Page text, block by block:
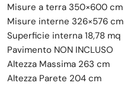
Misure a terra 350×600 cm
Misure interne 326×576 cm
Superficie interna 18,78 mq
Pavimento NON INCLUSO
Altezza Massima 263 cm
Altezza Parete 204 cm